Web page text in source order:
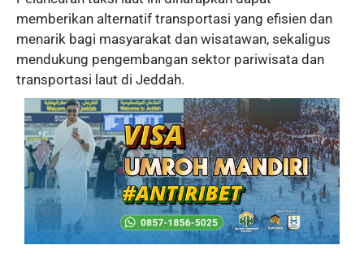
memberikan alternatif transportasi yang efisien dan
menarik bagi masyarakat dan wisatawan, sekaligus
mendukung pengembangan sektor pariwisata dan
transportasi laut di Jeddah.